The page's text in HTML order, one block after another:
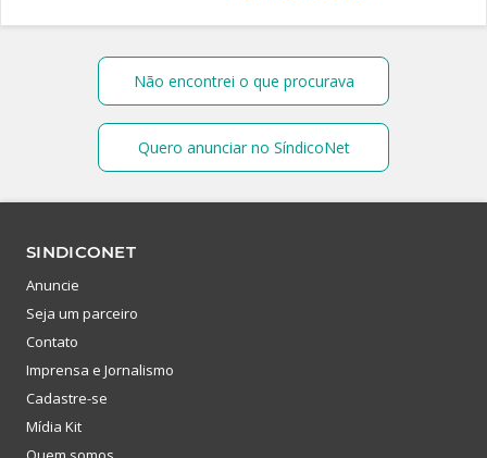
Não encontrei o que procurava
Quero anunciar no SíndicoNet
SINDICONET
Anuncie
Seja um parceiro
Contato
Imprensa e Jornalismo
Cadastre-se
Mídia Kit